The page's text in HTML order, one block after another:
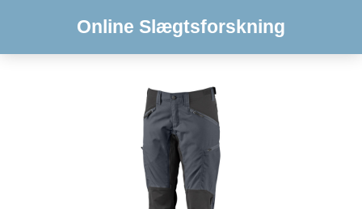
Online Slægtsforskning